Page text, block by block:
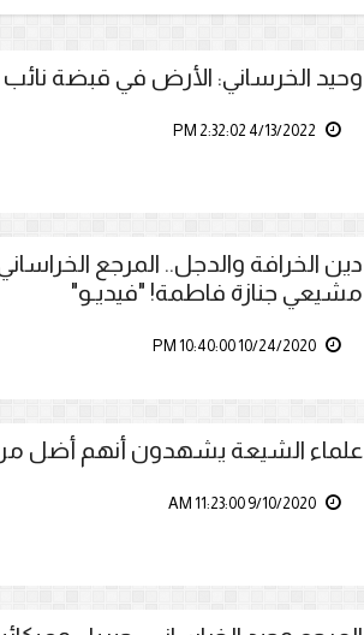
وحيد الخرساني: الأرض في قبضة نائب
دين الخرافة والدجل.. المرجع
مشيعي جنازة فاطمة! "فيديـو"
علماء الشيعة يشهدون أنهم أضل من